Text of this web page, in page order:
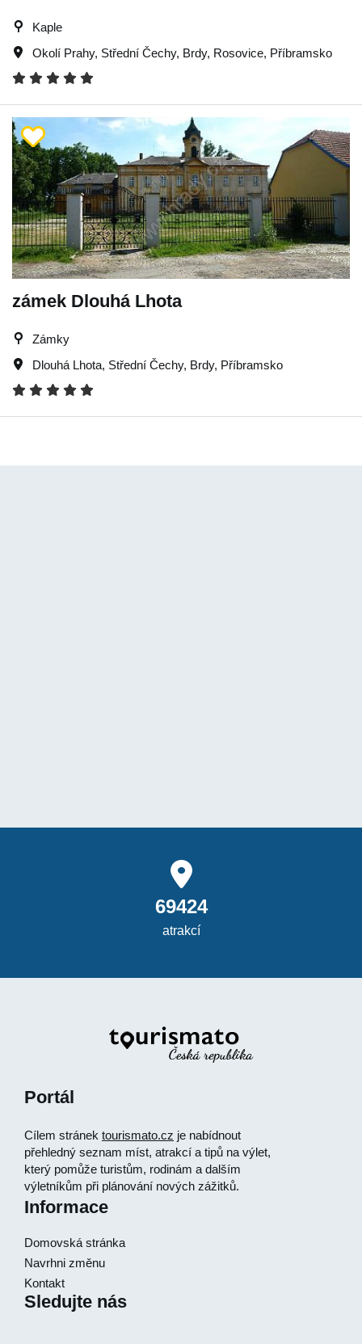
Kaple
Okolí Prahy, Střední Čechy, Brdy, Rosovice, Příbramsko
zámek Dlouhá Lhota
Zámky
Dlouhá Lhota, Střední Čechy, Brdy, Příbramsko
69424
atrakcí
Portál
Cílem stránek tourismato.cz je nabídnout
přehledný seznam míst, atrakcí a tipů na výlet,
který pomůže turistům, rodinám a dalším
výletníkům při plánování nových zážitků.
Informace
Domovská stránka
Navrhni změnu
Kontakt
Sledujte nás